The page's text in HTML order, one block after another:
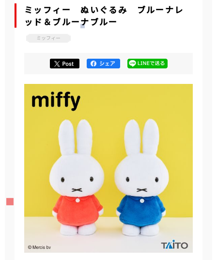
ミッフィー ぬいぐるみ ブルーナレ
ッド＆ブルーナブルー
ミッフィー